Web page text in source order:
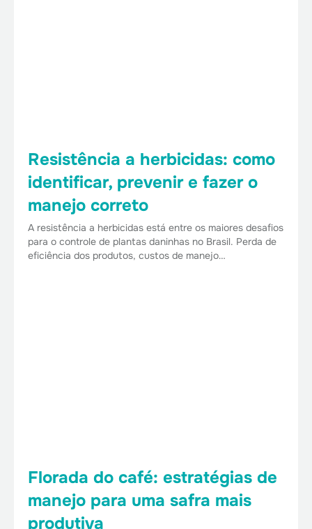
Resistência a herbicidas: como
identificar, prevenir e fazer o
manejo correto
A resistência a herbicidas está entre os maiores desafios
para o controle de plantas daninhas no Brasil. Perda de
eficiência dos produtos, custos de manejo…
Florada do café: estratégias de
manejo para uma safra mais
produtiva